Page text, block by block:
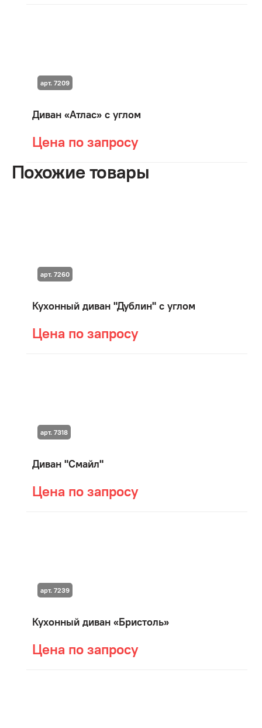
Диван «Атлас» с углом
Цена по запросу
арт. 7209
Похожие товары
Кухонный диван "Дублин" с углом
Цена по запросу
арт. 7260
Диван "Смайл"
Цена по запросу
арт. 7318
Кухонный диван «Бристоль»
Цена по запросу
арт. 7239